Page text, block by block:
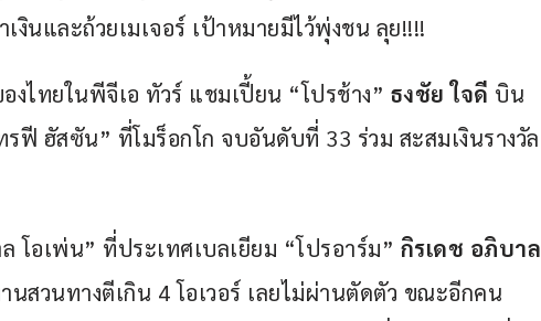
งินและถ้วยเมเจอร์ เป้าหมายมีไว้พุ่งชน ลุย!!!!
งไทยในพีจีเอ ทัวร์ แชมเปี้ยน “โปรช้าง” ธงชัย ใจดี บิน
รฟี ฮัสซัน” ที่โมร็อกโก จบอันดับที่ 33 ร่วม สะสมเงินรางวัล
โอเพ่น” ที่ประเทศเบลเยียม “โปรอาร์ม” กิรเดช อภิบาล
นสวนทางตีเกิน 4 โอเวอร์ เลยไม่ผ่านตัดตัว ขณะอีกคน